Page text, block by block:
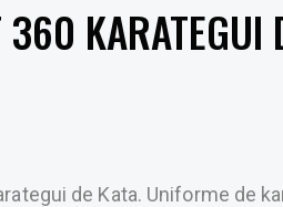
KARATEGUI
de Kata. Uniforme de